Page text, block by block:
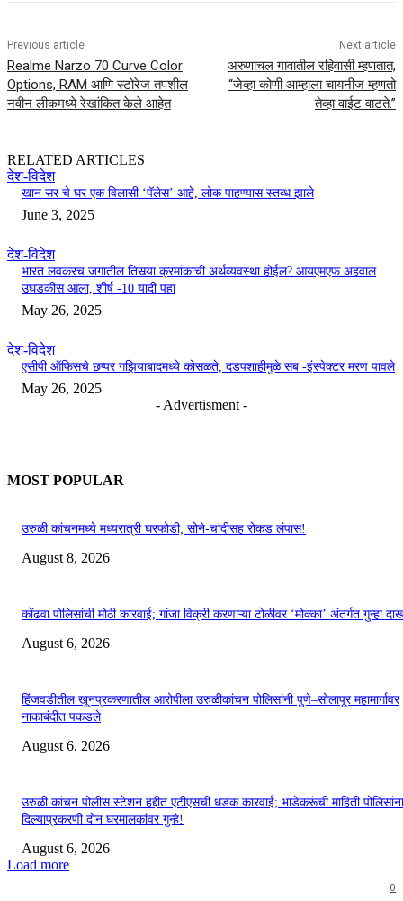
Previous article
Realme Narzo 70 Curve Color
Options, RAM आणि स्टोरेज तपशील
नवीन लीकमध्ये रेखांकित केले आहेत
Next article
अरुणाचल गावातील रहिवासी म्हणतात,
“जेव्हा कोणी आम्हाला चायनीज म्हणतो
तेव्हा वाईट वाटते.”
RELATED ARTICLES
देश-विदेश
खान सर चे घर एक विलासी ‘पॅलेस’ आहे, लोक पाहण्यास स्तब्ध झाले
June 3, 2025
देश-विदेश
भारत लवकरच जगातील तिसर्‍या क्रमांकाची अर्थव्यवस्था होईल? आयएमएफ अहवाल
उघडकीस आला, शीर्ष -10 यादी पहा
May 26, 2025
देश-विदेश
एसीपी ऑफिसचे छप्पर गझियाबादमध्ये कोसळते, दडपशाहीमुळे सब -इंस्पेक्टर मरण पावले
May 26, 2025
- Advertisment -
MOST POPULAR
उरुळी कांचनमध्ये मध्यरात्री घरफोडी; सोने-चांदीसह रोकड लंपास!
August 8, 2026
कोंढवा पोलिसांची मोठी कारवाई; गांजा विक्री करणाऱ्या टोळीवर ‘मोक्का’ अंतर्गत गुन्हा
August 6, 2026
हिंजवडीतील खूनप्रकरणातील आरोपीला उरुळीकांचन पोलिसांनी पुणे–सोलापूर महामार्गावर
नाकाबंदीत पकडले
August 6, 2026
उरुळी कांचन पोलीस स्टेशन हद्दीत एटीएसची धडक कारवाई; भाडेकरूंची माहिती
दिल्याप्रकरणी दोन घरमालकांवर गुन्हे!
August 6, 2026
Load more
0